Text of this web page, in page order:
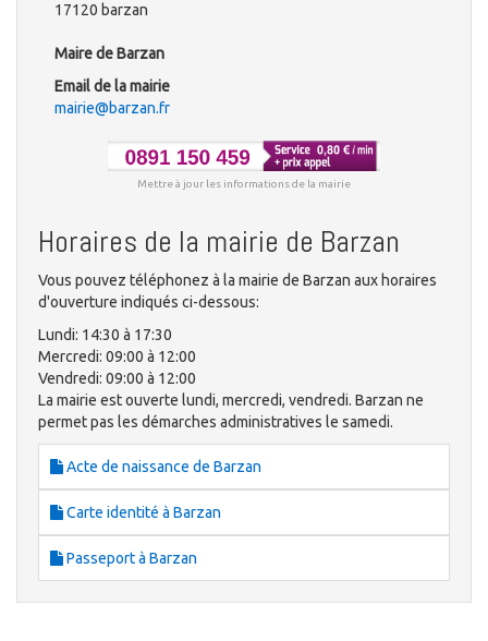
17120 barzan
Maire de Barzan
Email de la mairie
mairie@barzan.fr
Mettre à jour les informations de la mairie
Horaires de la mairie de Barzan
Vous pouvez téléphonez à la mairie de Barzan aux horaires
d'ouverture indiqués ci-dessous:
Lundi: 14:30 à 17:30
Mercredi: 09:00 à 12:00
Vendredi: 09:00 à 12:00
La mairie est ouverte lundi, mercredi, vendredi. Barzan ne
permet pas les démarches administratives le samedi.
Acte de naissance de Barzan
Carte identité à Barzan
Passeport à Barzan